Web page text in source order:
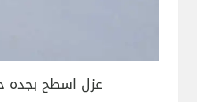
عزل اسطح بجده